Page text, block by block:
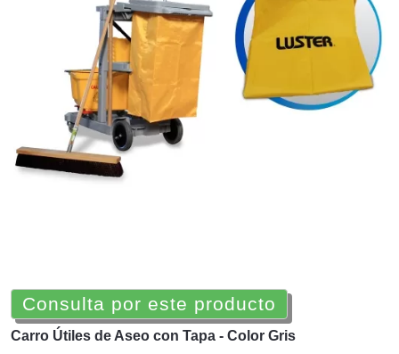
Consulta por este producto
Carro Útiles de Aseo con Tapa - Color Gris